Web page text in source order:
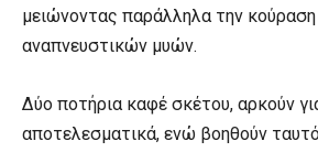
μειώνοντας παράλληλα την
αναπνευστικών μυών.
Δύο ποτήρια καφέ σκέτου, αρκούν
αποτελεσματικά, ενώ βοηθούν